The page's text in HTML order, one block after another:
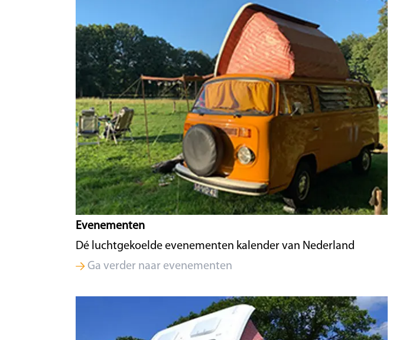
Evenementen
Dé luchtgekoelde evenementen kalender van Nederland
Ga verder naar evenementen